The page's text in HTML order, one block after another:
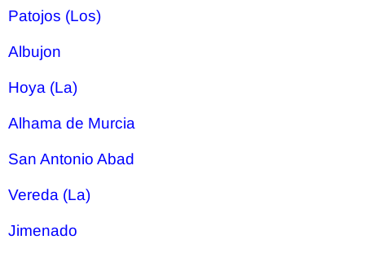
Patojos (Los)
Albujon
Hoya (La)
Alhama de Murcia
San Antonio Abad
Vereda (La)
Jimenado